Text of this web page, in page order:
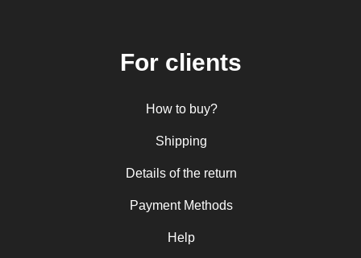
For clients
How to buy?
Shipping
Details of the return
Payment Methods
Help